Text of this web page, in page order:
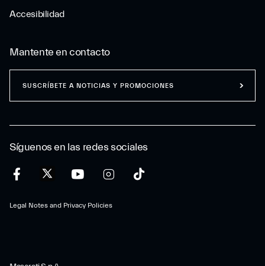
Accesibilidad
Síguenos en las redes sociales
Legal Notes and Privacy Policies
Mantente en contacto
SUSCRÍBETE A NOTICIAS Y PROMOCIONES